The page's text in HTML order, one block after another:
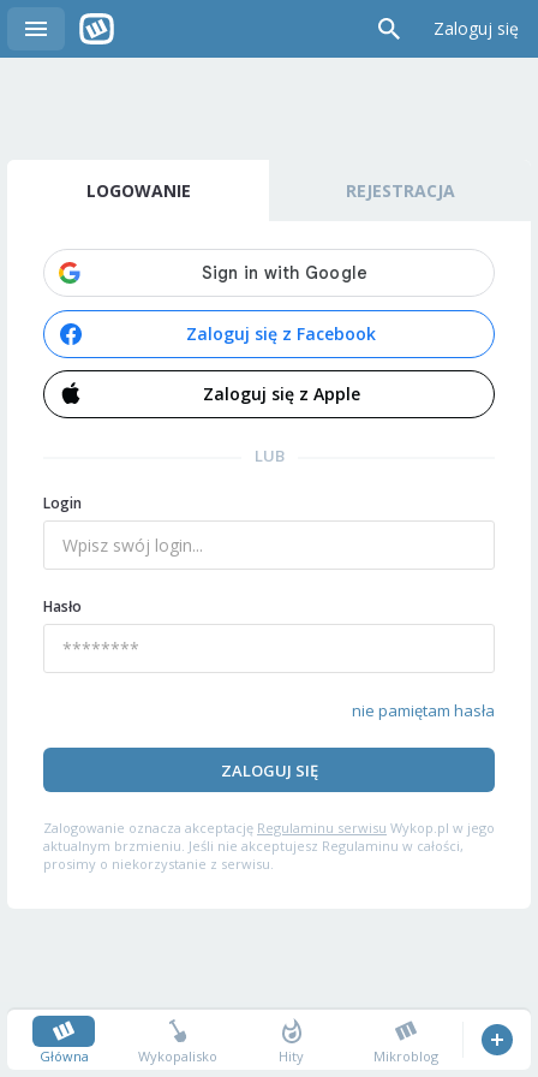
Zaloguj się
LOGOWANIE REJESTRACJA
Zaloguj się z Facebook
Zaloguj się z Apple
LUB
Login
Hasło
nie pamiętam hasła
ZALOGUJ SIĘ
Zalogowanie oznacza akceptację Regulaminu serwisu Wykop.pl w jego
aktualnym brzmieniu. Jeśli nie akceptujesz Regulaminu w całości,
prosimy o niekorzystanie z serwisu.
Główna Wykopalisko Hity Mikroblog